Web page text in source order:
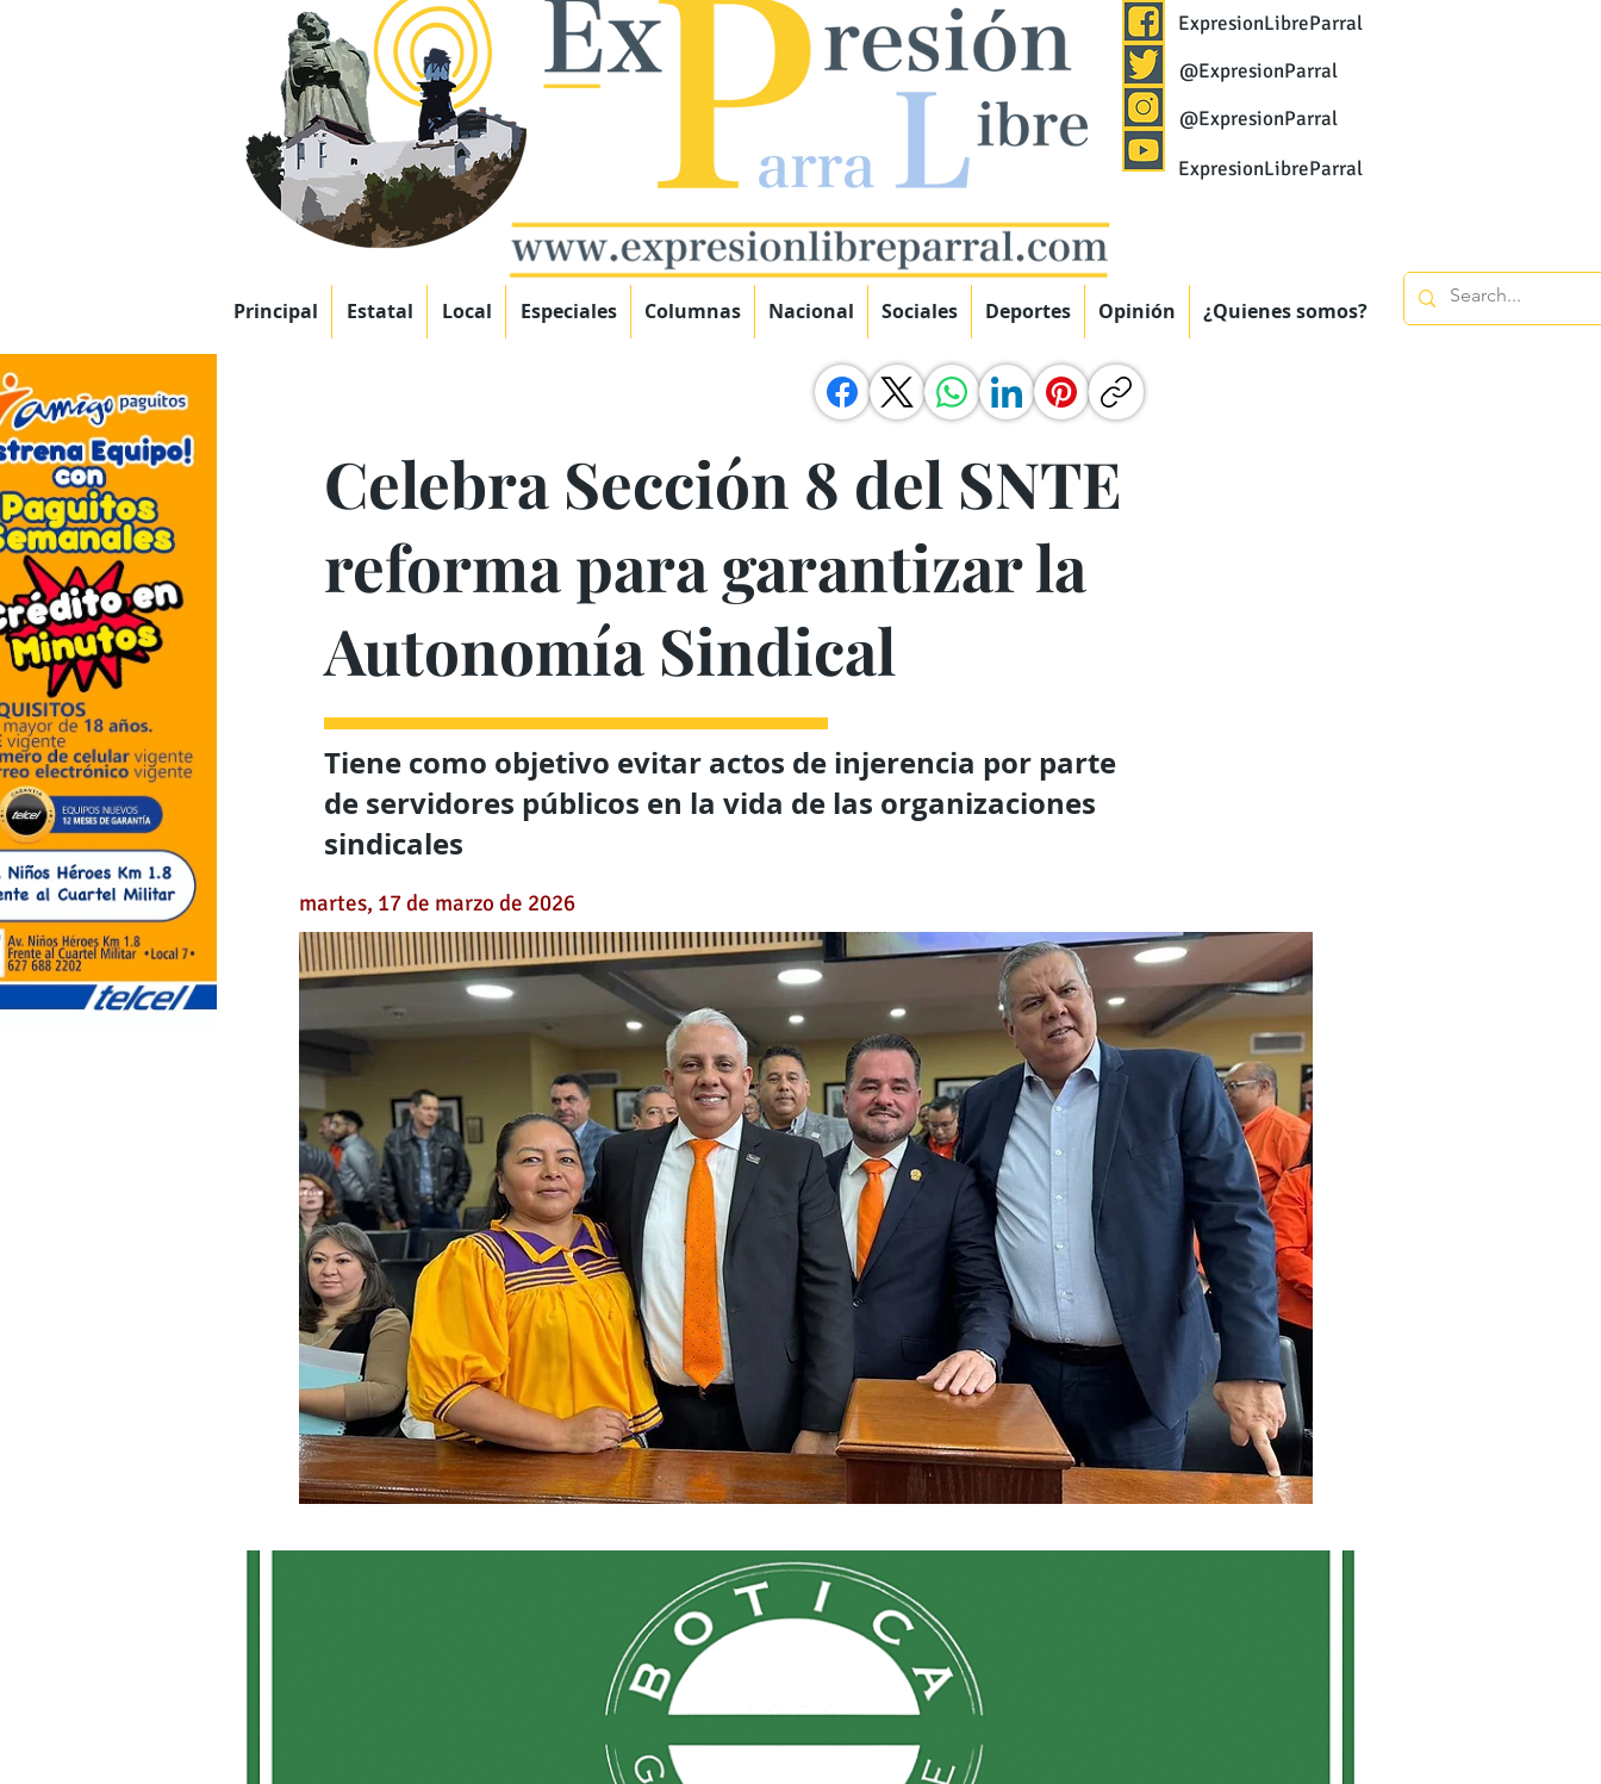
ExpresionLibreParral
@ExpresionParral
@ExpresionParral
ExpresionLibreParral
Principal Estatal Local Especiales Columnas Nacional Sociales Deportes Opinión ¿Quienes somos?
Celebra Sección 8 del SNTE
reforma para garantizar la
Autonomía Sindical
Tiene como objetivo evitar actos de injerencia por parte
de servidores públicos en la vida de las organizaciones
sindicales
martes, 17 de marzo de 2026